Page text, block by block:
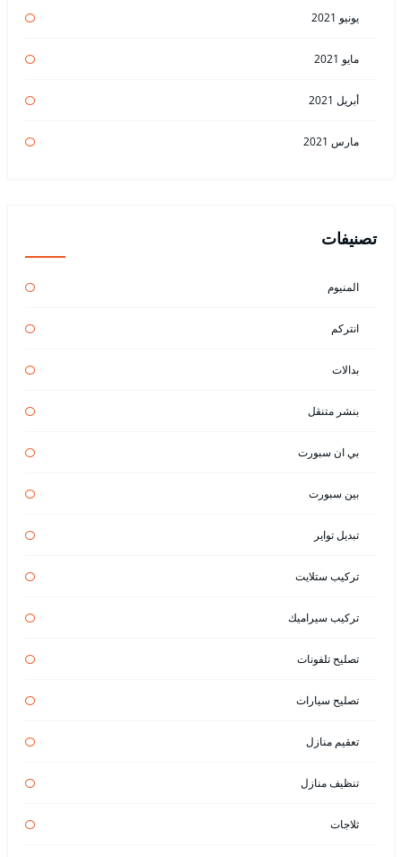
يونيو 2021
مايو 2021
أبريل 2021
مارس 2021
تصنيفات
المنيوم
انتركم
بدالات
بنشر متنقل
بي ان سبورت
بين سبورت
تبديل تواير
تركيب ستلايت
تركيب سيراميك
تصليح تلفونات
تصليح سيارات
تعقيم منازل
تنظيف منازل
ثلاجات